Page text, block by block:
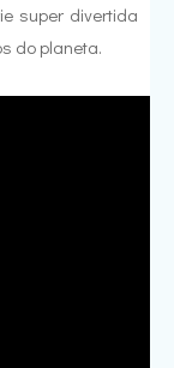
super divertida
do planeta.